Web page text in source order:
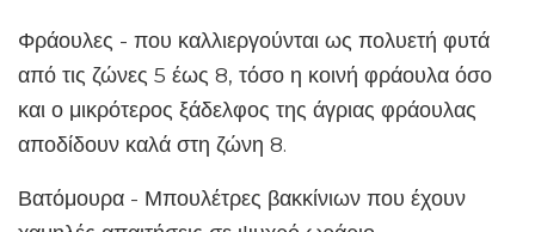
Φράουλες - που καλλιεργούνται ως πολυετή φυτά
από τις ζώνες 5 έως 8, τόσο η κοινή φράουλα όσο
και ο μικρότερος ξάδελφος της άγριας φράουλας
αποδίδουν καλά στη ζώνη 8.
Βατόμουρα - Μπουλέτρες βακκίνιων που έχουν